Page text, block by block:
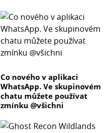
Co nového v aplikaci
WhatsApp. Ve skupinovém
chatu můžete používat
zmínku @všichni